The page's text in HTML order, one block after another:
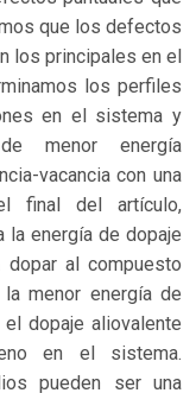
que los defectos
los principales en el
los perfiles
en el sistema y
menor energía
vacancia con una
final del artículo,
energía de dopaje
al compuesto
menor energía de
dopaje aliovalente
en el sistema.
pueden ser una